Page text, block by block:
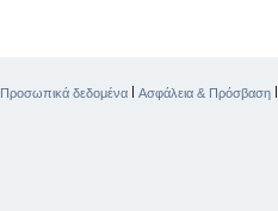
Προσωπικά δεδομένα Ασφάλεια & Πρόσβαση